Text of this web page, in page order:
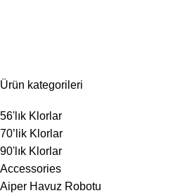
Ürün kategorileri
56'lık Klorlar
70’lik Klorlar
90'lık Klorlar
Accessories
Aiper Havuz Robotu